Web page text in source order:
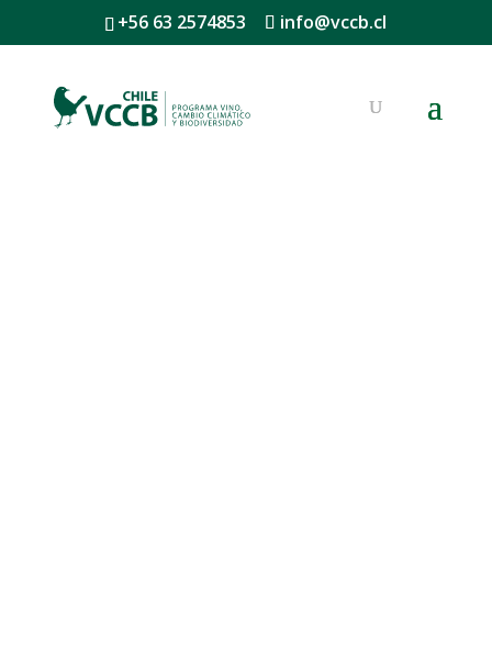
+56 63 2574853 info@vccb.cl
Viñas Asociadas al Programa